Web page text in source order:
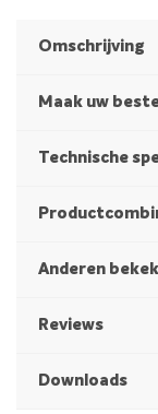
Omschrijving
Maak uw
Technische
Anderen
Reviews
Downloads